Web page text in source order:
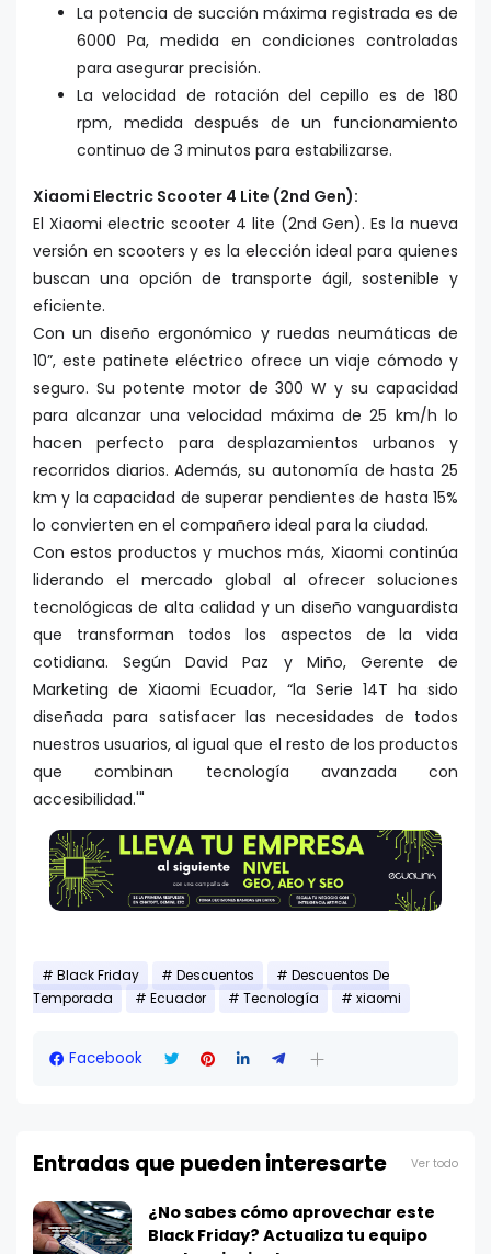
La potencia de succión máxima registrada es de
6000 Pa, medida en condiciones controladas
para asegurar precisión.
La velocidad de rotación del cepillo es de 180
rpm, medida después de un funcionamiento
continuo de 3 minutos para estabilizarse.
Xiaomi Electric Scooter 4 Lite (2nd Gen):
El Xiaomi electric scooter 4 lite (2nd Gen). Es la nueva
versión en scooters y es la elección ideal para quienes
buscan una opción de transporte ágil, sostenible y
eficiente.
Con un diseño ergonómico y ruedas neumáticas de
10”, este patinete eléctrico ofrece un viaje cómodo y
seguro. Su potente motor de 300 W y su capacidad
para alcanzar una velocidad máxima de 25 km/h lo
hacen perfecto para desplazamientos urbanos y
recorridos diarios. Además, su autonomía de hasta 25
km y la capacidad de superar pendientes de hasta 15%
lo convierten en el compañero ideal para la ciudad.
Con estos productos y muchos más, Xiaomi continúa
liderando el mercado global al ofrecer soluciones
tecnológicas de alta calidad y un diseño vanguardista
que transforman todos los aspectos de la vida
cotidiana. Según David Paz y Miño, Gerente de
Marketing de Xiaomi Ecuador, “la Serie 14T ha sido
diseñada para satisfacer las necesidades de todos
nuestros usuarios, al igual que el resto de los productos
que combinan tecnología avanzada con
accesibilidad.'"
Black Friday Descuentos
Descuentos De
Temporada
Ecuador Tecnología xiaomi
Facebook
Entradas que pueden interesarte Ver todo
¿No sabes cómo aprovechar este
Black Friday? Actualiza tu equipo